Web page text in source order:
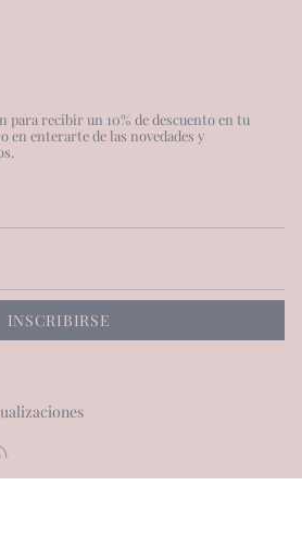
para recibir un 10% de descuento en tu
en enterarte de las novedades y
INSCRIBIRSE